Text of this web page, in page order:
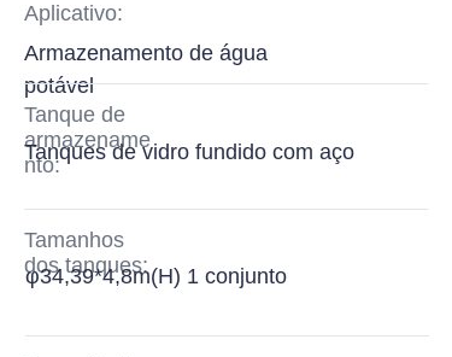
Aplicativo:
Armazenamento de água
potável
Tanque de
armazename
nto:
Tanques de vidro fundido com aço
Tamanhos
dos tanques:
φ34,39*4,8m(H) 1 conjunto